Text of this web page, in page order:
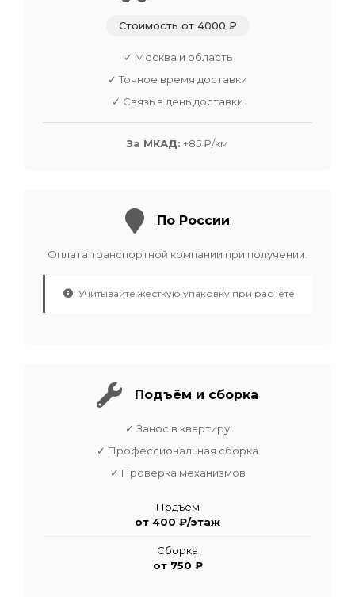
Стоимость от 4000 ₽
✓ Москва и область
✓ Точное время доставки
✓ Связь в день доставки
За МКАД: +85 ₽/км
По России
Оплата транспортной компании при получении.
Учитывайте жёсткую упаковку при расчёте
Подъём и сборка
✓ Занос в квартиру
✓ Профессиональная сборка
✓ Проверка механизмов
Подъём
от 400 ₽/этаж
Сборка
от 750 ₽